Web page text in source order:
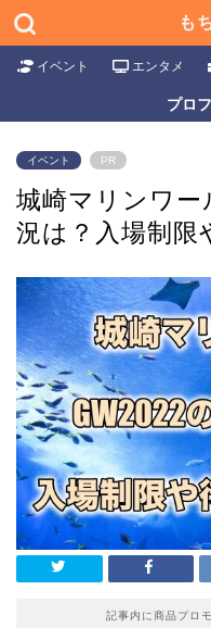
も
イベント エンタメ
プロ
イベント PR
城崎マリンワー
況は？入場制限
記事内に商品プロ